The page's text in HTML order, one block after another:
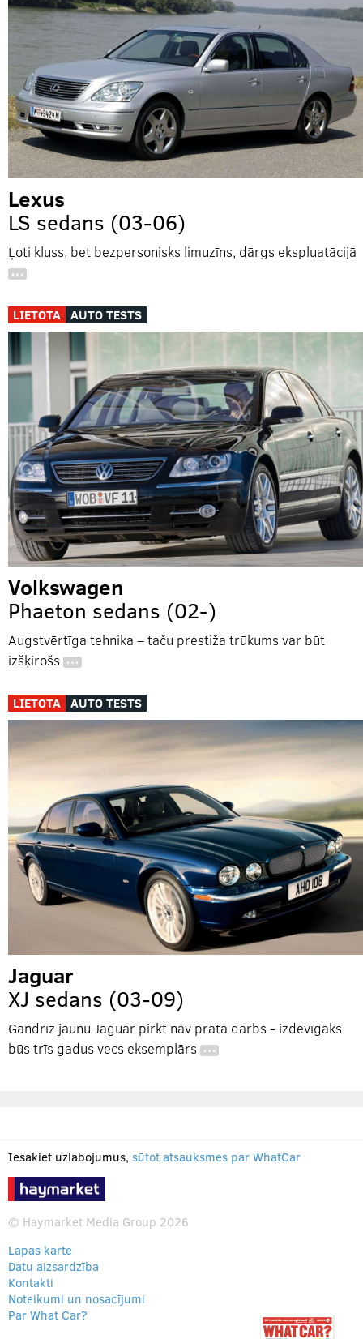
Lexus
LS sedans (03-06)
Ļoti kluss, bet bezpersonisks limuzīns, dārgs ekspluatācijā
…
LIETOTA AUTO TESTS
Volkswagen
Phaeton sedans (02-)
Augstvērtīga tehnika – taču prestiža trūkums var būt
izšķirošs …
LIETOTA AUTO TESTS
Jaguar
XJ sedans (03-09)
Gandrīz jaunu Jaguar pirkt nav prāta darbs - izdevīgāks
būs trīs gadus vecs eksemplārs …
Iesakiet uzlabojumus, sūtot atsauksmes par WhatCar
© Haymarket Media Group 2026
Lapas karte
Datu aizsardzība
Kontakti
Noteikumi un nosacījumi
Par What Car?